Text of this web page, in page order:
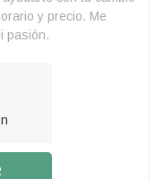
y precio. Me
pasión.